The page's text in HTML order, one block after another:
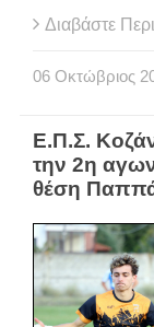
Διαβάστε
06 Οκτώβριος
Ε.Π.Σ.
την 2η
θέση